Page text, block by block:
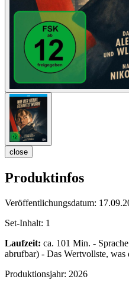
close
Produktinfos
Veröffentlichungsdatum:
Set-Inhalt: 1
Laufzeit: ca. 101 Min. -
abrufbar) - Das Wertvollste, was
Produktionsjahr: 2026